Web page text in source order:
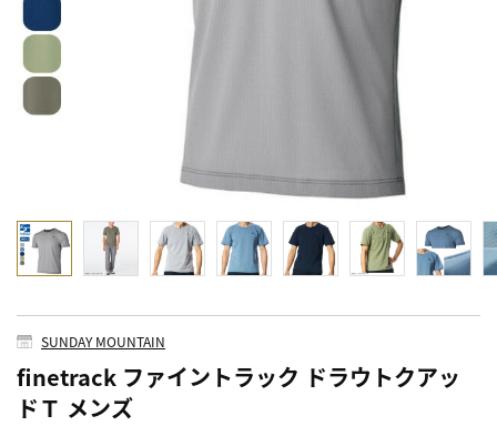
SUNDAY MOUNTAIN
finetrack ファイントラック ドラウトクアッ
ドＴ メンズ